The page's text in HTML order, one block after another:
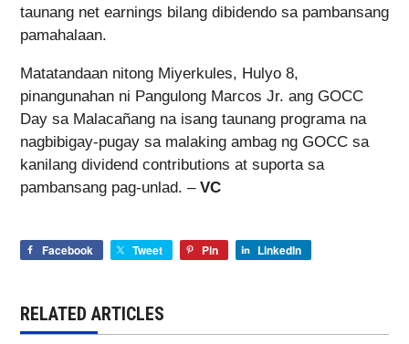
taunang net earnings bilang dibidendo sa pambansang
pamahalaan.
Matatandaan nitong Miyerkules, Hulyo 8,
pinangunahan ni Pangulong Marcos Jr. ang GOCC
Day sa Malacañang na isang taunang programa na
nagbibigay-pugay sa malaking ambag ng GOCC sa
kanilang dividend contributions at suporta sa
pambansang pag-unlad. – VC
Facebook Tweet Pin LinkedIn
RELATED ARTICLES